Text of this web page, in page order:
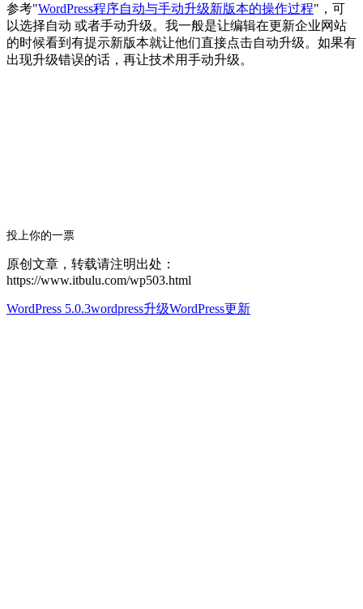
参考"WordPress程序自动与手动升级新版本的操作过程"，可
以选择自动 或者手动升级。我一般是让编辑在更新企业网站
的时候看到有提示新版本就让他们直接点击自动升级。如果有
出现升级错误的话，再让技术用手动升级。
投上你的一票
原创文章，转载请注明出处：
https://www.itbulu.com/wp503.html
WordPress 5.0.3wordpress升级WordPress更新